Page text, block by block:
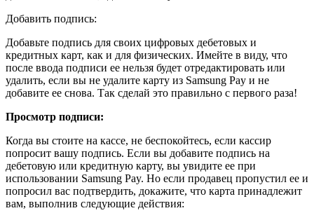
Добавить подпись:
Добавьте подпись для своих цифровых дебетовых и
кредитных карт, как и для физических. Имейте в виду, что
после ввода подписи ее нельзя будет отредактировать или
удалить, если вы не удалите карту из Samsung Pay и не
добавите ее снова. Так сделай это правильно с первого раза!
Просмотр подписи:
Когда вы стоите на кассе, не беспокойтесь, если кассир
попросит вашу подпись. Если вы добавите подпись на
дебетовую или кредитную карту, вы увидите ее при
использовании Samsung Pay. Но если продавец пропустил ее и
попросил вас подтвердить, докажите, что карта принадлежит
вам, выполнив следующие действия: